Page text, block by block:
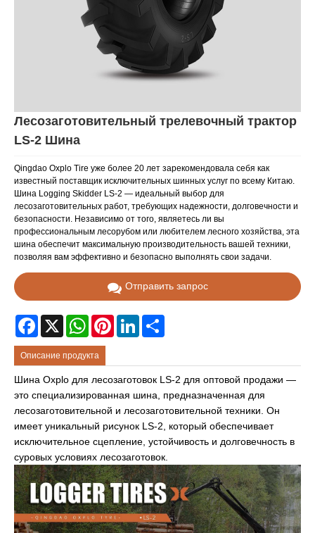
Лесозаготовительный трелевочный трактор
LS-2 Шина
Qingdao Oxplo Tire уже более 20 лет зарекомендовала себя как
известный поставщик исключительных шинных услуг по всему Китаю.
Шина Logging Skidder LS-2 — идеальный выбор для
лесозаготовительных работ, требующих надежности, долговечности и
безопасности. Независимо от того, являетесь ли вы
профессиональным лесорубом или любителем лесного хозяйства, эта
шина обеспечит максимальную производительность вашей техники,
позволяя вам эффективно и безопасно выполнять свои задачи.
Отправить запрос
Facebook
X WhatsAppPinterestLinkedIn
Описание продукта
Шина Oxplo для лесозаготовок LS-2 для оптовой продажи —
это специализированная шина, предназначенная для
лесозаготовительной и лесозаготовительной техники. Он
имеет уникальный рисунок LS-2, который обеспечивает
исключительное сцепление, устойчивость и долговечность в
суровых условиях лесозаготовок.